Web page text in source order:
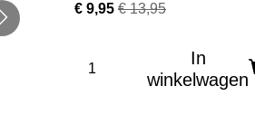
€ 9,95 € 13,95
In
winkelwagen